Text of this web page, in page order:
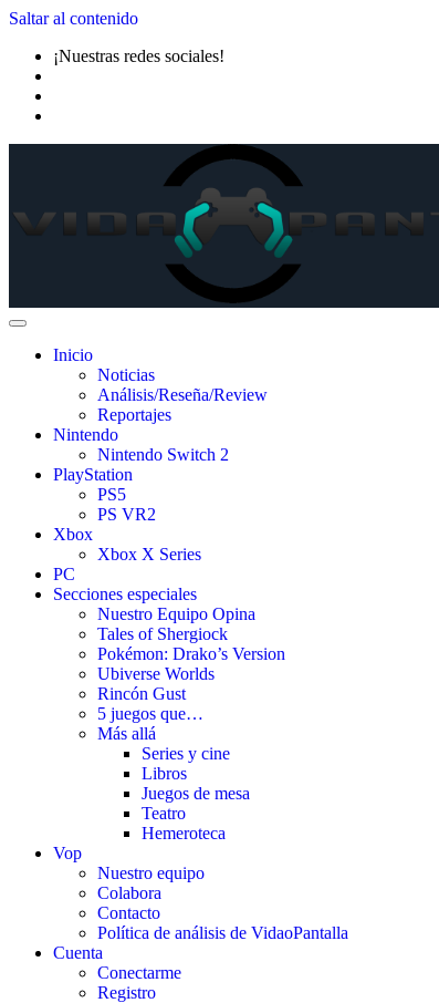
Saltar al contenido
¡Nuestras redes sociales!
Inicio
Noticias
Análisis/Reseña/Review
Reportajes
Nintendo
Nintendo Switch 2
PlayStation
PS5
PS VR2
Xbox
Xbox X Series
PC
Secciones especiales
Nuestro Equipo Opina
Tales of Shergiock
Pokémon: Drako’s Version
Ubiverse Worlds
Rincón Gust
5 juegos que…
Más allá
Series y cine
Libros
Juegos de mesa
Teatro
Hemeroteca
Vop
Nuestro equipo
Colabora
Contacto
Política de análisis de VidaoPantalla
Cuenta
Conectarme
Registro